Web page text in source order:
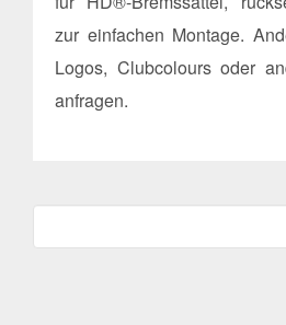
zur einfachen Montage.
Logos, Clubcolours oder
anfragen.